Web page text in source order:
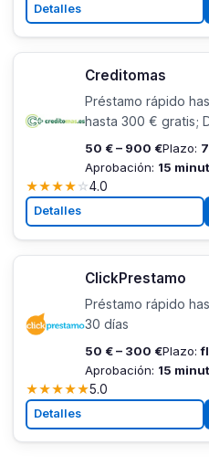
Detalles
Creditomas
Préstamo rápido
hasta 300 € gratis;
50 € – 900 €Plazo:
Aprobación: 15
★★★★☆4.0
Detalles
ClickPrestamo
Préstamo rápido
30 días
50 € – 300 €Plazo:
Aprobación: 15
★★★★★5.0
Detalles